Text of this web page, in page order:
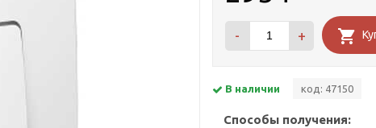
- +
В наличии код: 47150
Способы получения: